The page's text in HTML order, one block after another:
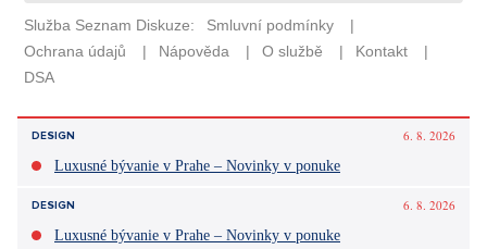
DESIGN
6. 8. 2026
Luxusné bývanie v Prahe – Novinky v ponuke
DESIGN
6. 8. 2026
Luxusné bývanie v Prahe – Novinky v ponuke